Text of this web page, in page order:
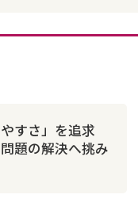
やすさ」を追求
題の解決へ挑み